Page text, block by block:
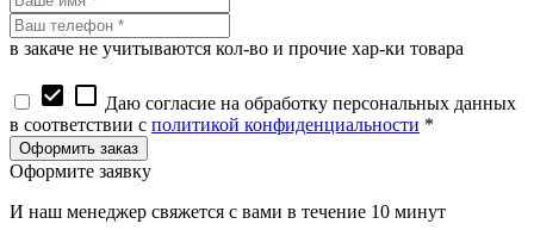
в закаче не учитываются кол-во и прочие хар-ки товара
check_box check_box_outline_blank Даю согласие на обработку персональных данных
в соответствии с политикой конфиденциальности *
Оформите заявку
И наш менеджер свяжется с вами в течение 10 минут